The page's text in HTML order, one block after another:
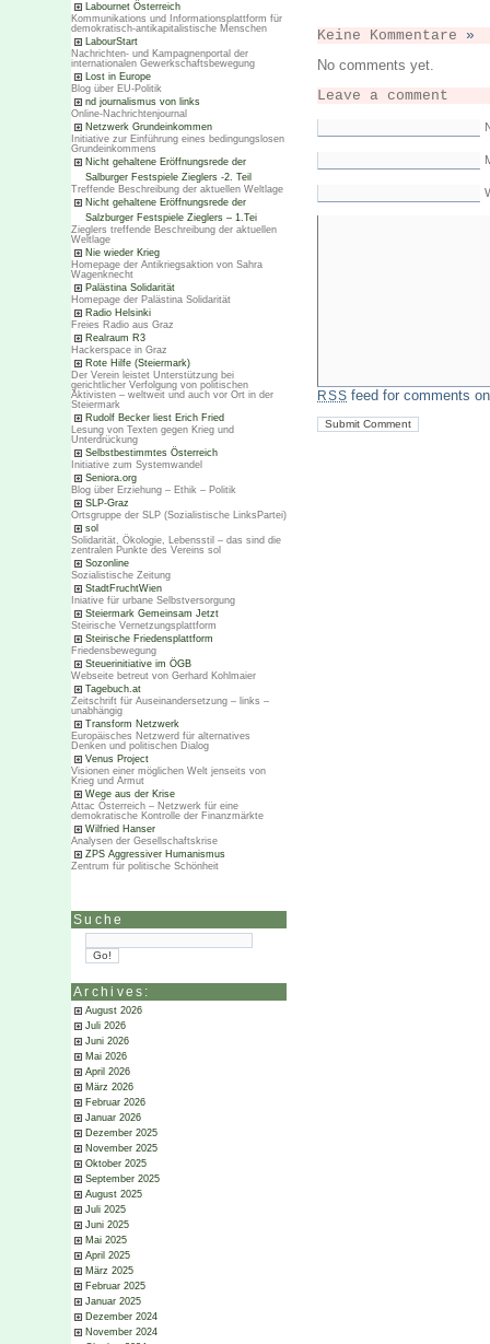
Labournet Österreich
Kommunikations und Informationsplattform für
demokratisch-antikapitalistische Menschen
LabourStart
Nachrichten- und Kampagnenportal der
internationalen Gewerkschaftsbewegung
Lost in Europe
Blog über EU-Politik
nd journalismus von links
Online-Nachrichtenjournal
Netzwerk Grundeinkommen
Initiative zur Einführung eines bedingungslosen
Grundeinkommens
Nicht gehaltene Eröffnungsrede der
Salburger Festspiele Zieglers -2. Teil
Treffende Beschreibung der aktuellen Weltlage
Nicht gehaltene Eröffnungsrede der
Salzburger Festspiele Zieglers – 1.Tei
Zieglers treffende Beschreibung der aktuellen
Weltlage
Nie wieder Krieg
Homepage der Antikriegsaktion von Sahra
Wagenknecht
Palästina Solidarität
Homepage der Palästina Solidarität
Radio Helsinki
Freies Radio aus Graz
Realraum R3
Hackerspace in Graz
Rote Hilfe (Steiermark)
Der Verein leistet Unterstützung bei
gerichtlicher Verfolgung von politischen
Aktivisten – weltweit und auch vor Ort in der
Steiermark
Rudolf Becker liest Erich Fried
Lesung von Texten gegen Krieg und
Unterdrückung
Selbstbestimmtes Österreich
Initiative zum Systemwandel
Seniora.org
Blog über Erziehung – Ethik – Politik
SLP-Graz
Ortsgruppe der SLP (Sozialistische LinksPartei)
sol
Solidarität, Ökologie, Lebensstil – das sind die
zentralen Punkte des Vereins sol
Sozonline
Sozialistische Zeitung
StadtFruchtWien
Iniative für urbane Selbstversorgung
Steiermark Gemeinsam Jetzt
Steirische Vernetzungsplattform
Steirische Friedensplattform
Friedensbewegung
Steuerinitiative im ÖGB
Webseite betreut von Gerhard Kohlmaier
Tagebuch.at
Zeitschrift für Auseinandersetzung – links –
unabhängig
Transform Netzwerk
Europäisches Netzwerd für alternatives
Denken und politischen Dialog
Venus Project
Visionen einer möglichen Welt jenseits von
Krieg und Armut
Wege aus der Krise
Attac Österreich – Netzwerk für eine
demokratische Kontrolle der Finanzmärkte
Wilfried Hanser
Analysen der Gesellschaftskrise
ZPS Aggressiver Humanismus
Zentrum für politische Schönheit
Suche
Archives:
August 2026
Juli 2026
Juni 2026
Mai 2026
April 2026
März 2026
Februar 2026
Januar 2026
Dezember 2025
November 2025
Oktober 2025
September 2025
August 2025
Juli 2025
Juni 2025
Mai 2025
April 2025
März 2025
Februar 2025
Januar 2025
Dezember 2024
November 2024
Keine Kommentare »
No comments yet.
Leave a comment
RSS feed for comments